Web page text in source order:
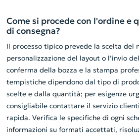
Come si procede con l'ordine e
di consegna?
Il processo tipico prevede la scelta del
personalizzazione del layout o l’invio
conferma della bozza e la stampa
tempistiche dipendono dal tipo di
scelte e dalla quantità; per esigenze
consigliabile contattare il servizio
rapida. Verifica le specifiche di ogni
informazioni su formati accettati,